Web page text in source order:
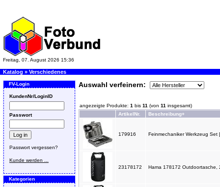
Freitag, 07. August 2026 15:36
Katalog » Verschiedenes
FV-Login
KundenNr/LoginID
Passwort
Passwort vergessen?
Kunde werden ...
Kategorien
Auswahl verfeinern:
angezeigte Produkte: 1 bis 11 (von 11 insgesamt)
ArtikelNr.
Beschreibung+
179916 Feinmechaniker Werkzeug
23178172 Hama 178172 Outdoortasche,